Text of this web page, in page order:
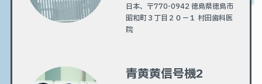
日本、〒770-0942 徳島県徳島市
昭和町３丁目２０−１ 村田歯科医
院
青黄黄信号機2